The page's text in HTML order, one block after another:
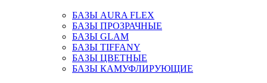
БАЗЫ AURA FLEX
БАЗЫ ПРОЗРАЧНЫЕ
БАЗЫ GLAM
БАЗЫ TIFFANY
БАЗЫ ЦВЕТНЫЕ
БАЗЫ КАМУФЛИРУЮЩИЕ